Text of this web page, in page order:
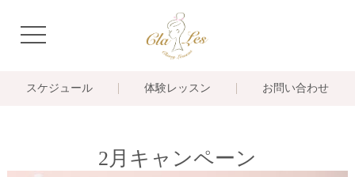
navigation
スケジュール 体験レッスン お問い合わせ
2月キャンペーン